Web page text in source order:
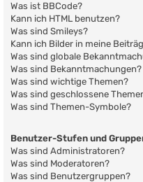
Was ist BBCode?
Kann ich HTML benutzen?
Was sind Smileys?
Kann ich Bilder in meine
Was sind globale
Was sind Bekanntmachungen?
Was sind wichtige Themen?
Was sind geschlossene
Was sind Themen-Symbole?
Benutzer-Stufen und
Was sind Administratoren?
Was sind Moderatoren?
Was sind Benutzergruppen?